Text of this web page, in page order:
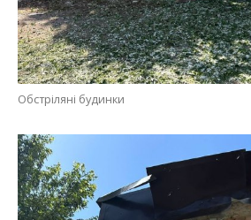
Обстріляні будинки